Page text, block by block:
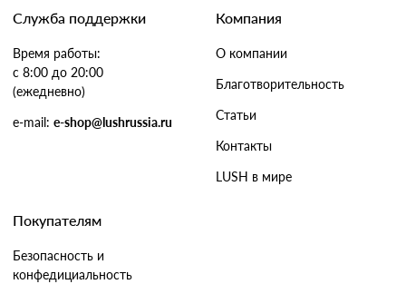
Служба поддержки
Время работы:
с 8:00 до 20:00
(ежедневно)
e-mail: e-shop@lushrussia.ru
Компания
О компании
Благотворительность
Статьи
Контакты
LUSH в мире
Покупателям
Безопасность и
конфедициальность